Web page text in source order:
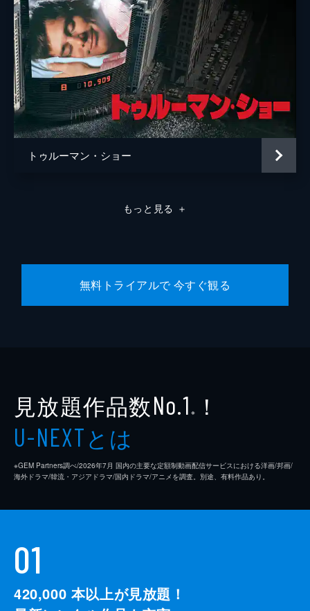
トゥルーマン・ショー
もっと見る ＋
無料トライアルで 今すぐ観る
見放題作品数No.1 ※ ！
U-NEXTとは
※GEM Partners調べ/2026年7⽉ 国内の主要な定額制動画配信サービスにおける洋画/邦画/
海外ドラマ/韓流・アジアドラマ/国内ドラマ/アニメを調査。別途、有料作品あり。
01
420,000 本以上が見放題！